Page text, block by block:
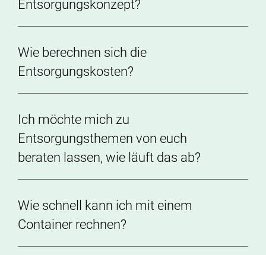
Entsorgungskonzept?
Wie berechnen sich die
Entsorgungskosten?
Ich möchte mich zu
Entsorgungsthemen von euch
beraten lassen, wie läuft das ab?
Wie schnell kann ich mit einem
Container rechnen?